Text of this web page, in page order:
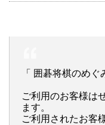
「 囲碁将棋のめ
ご利用のお客様は
ます。
ご利用されたお客